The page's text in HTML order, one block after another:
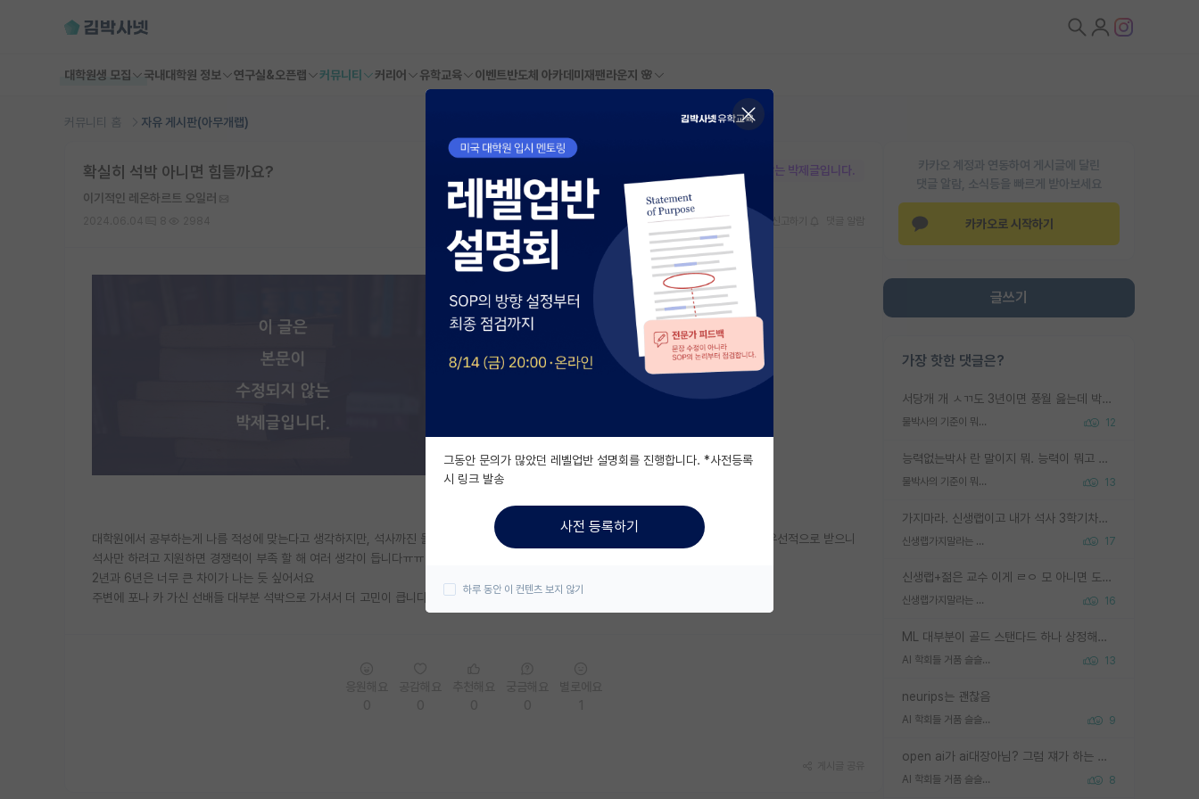
대학원생 모집 국내대학원 정보 연구실&오픈랩 커뮤니티 커리어 유학교육 이벤트반도체 아카데미 재팬라운지 🌸
커뮤니티 홈 자유 게시판(아무개랩)
카카오 계정과 연동하여 게시글에 달린
댓글 알람, 소식등을 빠르게 받아보세요
카카오로 시작하기
글쓰기
가장 핫한 댓글은?
서당개 개 ㅅㄲ도 3년이면 풍월 읊는데 박사 5년 이상 대리고 있으면서 물된건 교수 탓 맞는ㄱ게 거기가 서당이 아니란 소리임
물박사의 기준이 뭐임? 12
능력없는박사 란 말이지 뭐. 능력이 뭐고 능력이 있다는게 뭔지는 사람마다 기준이 다르니까 얘기해봐야 서로 자기 기준만 얘기해서 논쟁이 끝이 안나고. 주위에서 능력있고 야심있는 신입생이 교수가 유의미한 피드백을 아예 안주면서 제대로된 과제에 참여해볼 기회도 제공하지 않고 잡일 뺑뺑이만 돌려서 맨날 단순작업만 하면서 밤새다가 눈빛이 점점 죽어가는걸 본 사람은 물박사는 교수탓이라고 하고, 교수는 이것저것 알려도 주고 기회도 주고 사수 동기 붙여주면서 어떻게든 끌고가려고 하는데 본인이 매일 뺀질거리면서 출근 하는둥마는둥 하다가 기껏 와서도 폰이나 쳐다보다가 실험 망치고 저녁약속있어서 먼저 가볼게요~ 하는걸 본 사람은 물박사는 본인탓이라고 함.
물박사의 기준이 뭐임? 13
가지마라. 신생랩이고 내가 석사 3학기차인데 최고참인데 나도 아무것도 모르는데 교수가 후배들 왜 논문 교육 안시키냐. 논문 왜 안 써오냐 닦달한다
신생랩가지말라는 이유가 있었구나 17
신생랩+젊은 교수 이게 ㄹㅇ 모 아니면 도인듯.
신생랩가지말라는 이유가 있었구나 16
ML 대부분이 골드 스탠다드 하나 상정해놓고 (벤치마크 데이터셋이 여러 개면 여러 개 상정) 그거 얼마나 잘 맞추나 싸움임 가끔 번뜩이는 설계 철학을 보여주는 논문들도 있지만 대부분 그거 성적 얼마나 더 올리느라에 혈안이 되어 있는 측면이 잇음
AI 학회들 거품 슬슬 지적이 나오네요 13
neurips는 괜찮음
AI 학회들 거품 슬슬 지적이 나오네요 9
open ai가 ai대장아님? 그럼 쟤가 하는 말이 다 맞겠네
AI 학회들 거품 슬슬 지적이 나오네요 8
본문이 수정되지 않는 박제글입니다.
확실히 석박 아니면 힘들까요?
이기적인 레온하르트 오일러
스크랩 신고하기
대학원에서 공부하는게 나름 적성에 맞는다고 생각하지만, 석사까진 몰라도 박사까진 너무 길다고 생각하는데, skp yk는 대부분 석박통합을 우선적으로 받으니
석사만 하려고 지원하면 경쟁력이 부족 할 해 여러 생각이 듭니다ㅠㅠ
2년과 6년은 너무 큰 차이가 나는 듯 싶어서요
주변에 포나 카 가신 선배들 대부분 석박으로 가셔서 더 고민이 큽니다
그동안 문의가 많았던 레벨업반 설명회를 진행합니다. *사전등록
시 링크 발송
사전 등록하기
하루 동안 이 컨텐츠 보지 않기